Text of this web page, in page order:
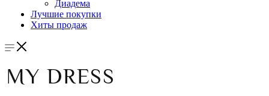
Диадема
Лучшие покупки
Хиты продаж